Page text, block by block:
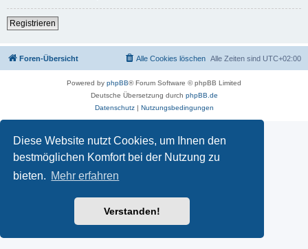
Diese Website nutzt Cookies, um Ihnen den
bestmöglichen Komfort bei der Nutzung zu
bieten. Mehr erfahren
Verstanden!
Registrieren
Foren-Übersicht Alle Zeiten sind UTC+02:00
Alle Cookies löschen
Powered by phpBB® Forum Software © phpBB Limited
Deutsche Übersetzung durch phpBB.de
Datenschutz| Nutzungsbedingungen